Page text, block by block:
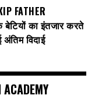
FATHER
का इंतजार करते
विदाई